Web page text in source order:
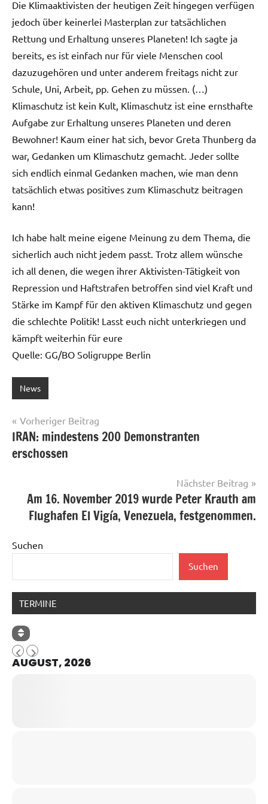
Die Klimaaktivisten der heutigen Zeit hingegen verfügen
jedoch über keinerlei Masterplan zur tatsächlichen
Rettung und Erhaltung unseres Planeten! Ich sagte ja
bereits, es ist einfach nur für viele Menschen cool
dazuzugehören und unter anderem freitags nicht zur
Schule, Uni, Arbeit, pp. Gehen zu müssen. (…)
Klimaschutz ist kein Kult, Klimaschutz ist eine ernsthafte
Aufgabe zur Erhaltung unseres Planeten und deren
Bewohner! Kaum einer hat sich, bevor Greta Thunberg da
war, Gedanken um Klimaschutz gemacht. Jeder sollte
sich endlich einmal Gedanken machen, wie man denn
tatsächlich etwas positives zum Klimaschutz beitragen
kann!
Ich habe halt meine eigene Meinung zu dem Thema, die
sicherlich auch nicht jedem passt. Trotz allem wünsche
ich all denen, die wegen ihrer Aktivisten-Tätigkeit von
Repression und Haftstrafen betroffen sind viel Kraft und
Stärke im Kampf für den aktiven Klimaschutz und gegen
die schlechte Politik! Lasst euch nicht unterkriegen und
kämpft weiterhin für eure
Quelle: GG/BO Soligruppe Berlin
News
Beitragsnavigation
Vorheriger Beitrag
IRAN: mindestens 200 Demonstranten
erschossen
Nächster Beitrag
Am 16. November 2019 wurde Peter Krauth am
Flughafen El Vigía, Venezuela, festgenommen.
Suchen
Suchen
TERMINE
AUGUST, 2026